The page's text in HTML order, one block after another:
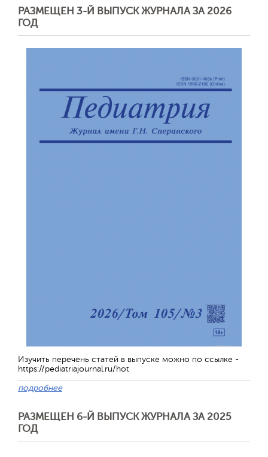
РАЗМЕЩЕН 3-Й ВЫПУСК ЖУРНАЛА ЗА 2026
ГОД
Изучить перечень статей в выпуске можно по ссылке -
https://pediatriajournal.ru/hot
подробнее
РАЗМЕЩЕН 6-Й ВЫПУСК ЖУРНАЛА ЗА 2025
ГОД